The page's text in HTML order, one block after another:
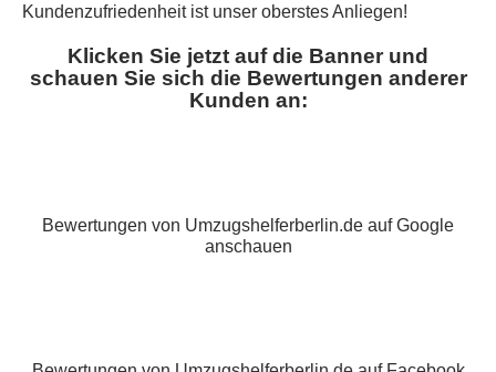
Kundenzufriedenheit ist unser oberstes Anliegen!
Klicken Sie jetzt auf die Banner und
schauen Sie sich die Bewertungen anderer
Kunden an:
Bewertungen von Umzugshelferberlin.de auf Google
anschauen